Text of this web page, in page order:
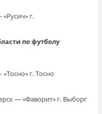
г.
по футболу
г. Тосно
— «Фаворит» г. Выборг